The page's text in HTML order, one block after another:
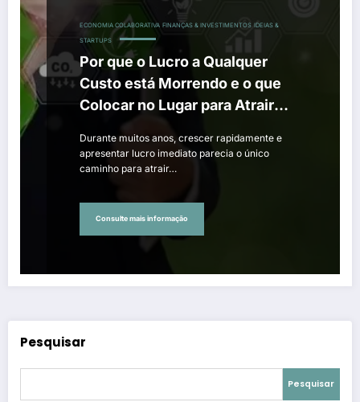
ECONOMIA COLABORATIVA FINANÇAS & INVESTIMENTOS IDEIAS &
STARTUPS
Por que o Lucro a Qualquer
Custo está Morrendo e o que
Colocar no Lugar para Atrair
Investidores
Durante muitos anos, crescer rapidamente e
apresentar lucro imediato parecia o único
caminho para atrair…
Consulte mais informação
Pesquisar
Pesquisar